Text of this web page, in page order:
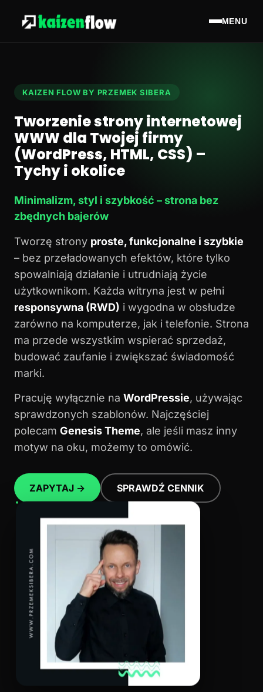
MENU
KAIZEN FLOW BY PRZEMEK SIBERA
Tworzenie strony internetowej
WWW dla Twojej firmy
(WordPress, HTML, CSS) –
Tychy i okolice
Minimalizm, styl i szybkość – strona bez
zbędnych bajerów
Tworzę strony proste, funkcjonalne i szybkie
– bez przeładowanych efektów, które tylko
spowalniają działanie i utrudniają życie
użytkownikom. Każda witryna jest w pełni
responsywna (RWD) i wygodna w obsłudze
zarówno na komputerze, jak i telefonie. Strona
ma przede wszystkim wspierać sprzedaż,
budować zaufanie i zwiększać świadomość
marki.
Pracuję wyłącznie na WordPressie, używając
sprawdzonych szablonów. Najczęściej
polecam Genesis Theme, ale jeśli masz inny
motyw na oku, możemy to omówić.
ZAPYTAJ → SPRAWDŹ CENNIK